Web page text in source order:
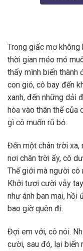
Trong giấc mơ
thời gian méo mó
thấy mình biến thành
con gió, cô bay đến
xanh, đến những dải
hòa vào thân thể
gì cô muốn rũ bỏ.
Đến một chân trời xa,
nơi chân trời ấy, cô
Thế giới mà người
Khởi tươi cười vẫy
như ánh ban mai, hồi
bao giờ quên đi.
Đợi em với, cô nói.
cười, sau đó, lại biến